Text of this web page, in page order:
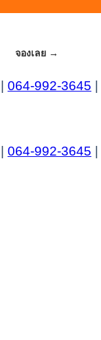
จองเลย →
064-992-3645
064-992-3645